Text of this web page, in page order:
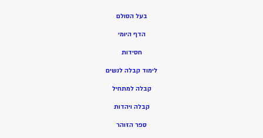
בעל הסולם
הדף היומי
חסידות
לימוד קבלה לנשים
קבלה למתחיל
קבלה ויהדות
ספר הזוהר